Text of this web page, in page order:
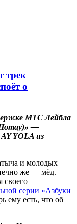
трек
о
МТС Лейбла
—
YOLA из
и молодых
же — мёд.
своего
серии «Азбуки
ему есть, что об